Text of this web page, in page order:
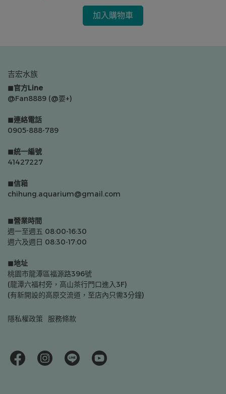
加入購物車
吉宏水族
◼官方Line
@Fan8889 (@要+)
◼連絡電話
0905-888-789
◼統一編號
41427227
◼信箱
chihung.aquarium@gmail.com
◼營業時間
週一至週五 08:00-16:30
週六及週日 08:30-17:00
◼地址
桃園市龍潭區福源路396號
(龍潭六福村旁，高山茶行門口進入3F)
(有新開設的高原交流道，至店內只需3分鐘)
隱私權政策 服務條款